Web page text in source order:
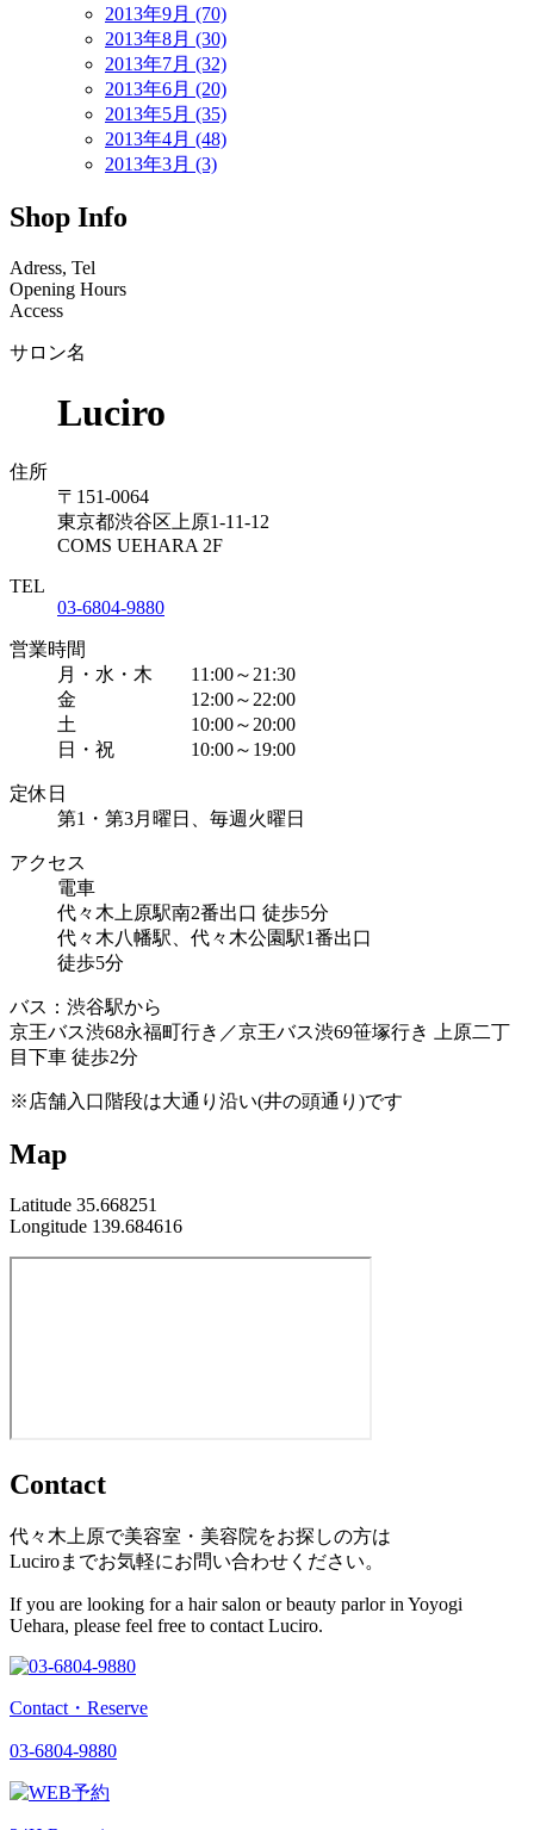
2013年9月 (70)
2013年8月 (30)
2013年7月 (32)
2013年6月 (20)
2013年5月 (35)
2013年4月 (48)
2013年3月 (3)
Shop Info
Adress, Tel
Opening Hours
Access
サロン名
Luciro
住所
〒151-0064
東京都渋谷区上原1-11-12
COMS UEHARA 2F
TEL
03-6804-9880
営業時間
月・水・木 11:00～21:30
金 12:00～22:00
土 10:00～20:00
日・祝 10:00～19:00
定休日
第1・第3月曜日、毎週火曜日
アクセス
電車
代々木上原駅南2番出口 徒歩5分
代々木八幡駅、代々木公園駅1番出口
徒歩5分
バス：渋谷駅から
京王バス渋68永福町行き／京王バス渋69笹塚行き 上原二丁
目下車 徒歩2分
※店舗入口階段は大通り沿い(井の頭通り)です
Map
Latitude 35.668251
Longitude 139.684616
Contact
代々木上原で美容室・美容院をお探しの方は
Luciroまでお気軽にお問い合わせください。
If you are looking for a hair salon or beauty parlor in Yoyogi
Uehara, please feel free to contact Luciro.
Contact・Reserve
03-6804-9880